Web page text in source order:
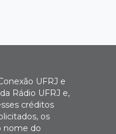
UFRJ e
Rádio UFRJ e,
créditos
os
nome do